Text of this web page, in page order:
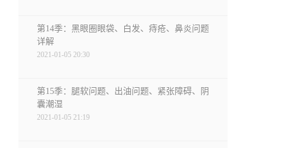
第14季：黑眼圈眼袋、白发、痔疮、鼻炎问题
详解
2021-01-05 20:30
第15季：腿软问题、出油问题、紧张障碍、阴
囊潮湿
2021-01-05 21:19